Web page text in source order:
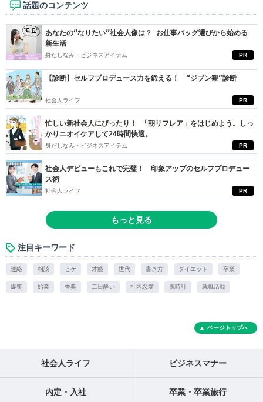
話題のコンテンツ
PR
あなたの“なりたい”社会人像は？ お仕事バッグ選びから始める
新生活
身だしなみ・ビジネスアイテム
PR
【診断】セルフプロデュース力を鍛える！ “ジブン観”診断
社会人ライフ
PR
忙しい新社会人にぴったり！ 「朝リフレア」をはじめよう。しっ
かりニオイケアして24時間快適。
身だしなみ・ビジネスアイテム
PR
社会人デビューもこれで完璧！ 印象アップのセルフプロデュー
ス術
社会人ライフ
もっと見る
注目キーワード
連絡 相談 ヒゲ 才能 世代 書き方 ダイエット 卒業
爆笑 始業 香典 二日酔い 社内恋愛 腕時計 就職活動
ページトップへ
社会人ライフ ビジネスマナー
内定・入社 卒業・卒業旅行